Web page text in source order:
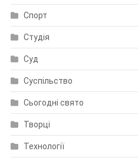
Спорт
Студія
Суд
Суспільство
Сьогодні свято
Творці
Технології